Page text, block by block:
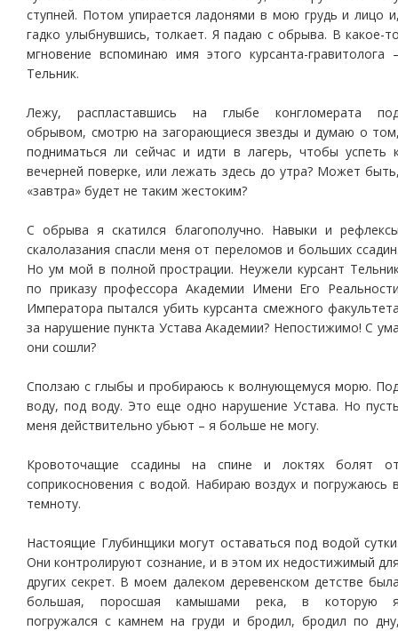
ступней. Потом упирается ладонями в мою грудь и лицо
гадко улыбнувшись, толкает. Я падаю с обрыва. В какое-
мгновение вспоминаю имя этого курсанта-гравитолога
Тельник.
Лежу, распластавшись на глыбе конгломерата
обрывом, смотрю на загорающиеся звезды и думаю о
подниматься ли сейчас и идти в лагерь, чтобы успеть
вечерней поверке, или лежать здесь до утра? Может
«завтра» будет не таким жестоким?
С обрыва я скатился благополучно. Навыки и
скалолазания спасли меня от переломов и больших
Но ум мой в полной прострации. Неужели курсант
по приказу профессора Академии Имени Его
Императора пытался убить курсанта смежного
за нарушение пункта Устава Академии? Непостижимо! С
они сошли?
Сползаю с глыбы и пробираюсь к волнующемуся морю.
воду, под воду. Это еще одно нарушение Устава. Но
меня действительно убьют – я больше не могу.
Кровоточащие ссадины на спине и локтях болят
соприкосновения с водой. Набираю воздух и погружаюсь
темноту.
Настоящие Глубинщики могут оставаться под водой
Они контролируют сознание, и в этом их недостижимый
других секрет. В моем далеком деревенском детстве
большая, поросшая камышами река, в которую
погружался с камнем на груди и бродил, бродил по